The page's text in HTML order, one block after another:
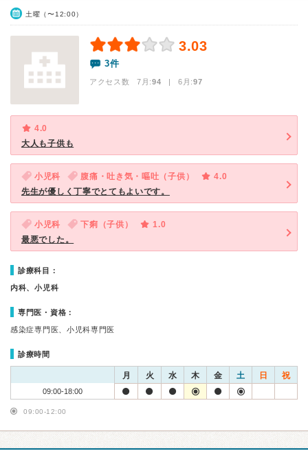
土曜（〜12:00）
3.03
3件
アクセス数 7月:94 | 6月:97
4.0
大人も子供も
小児科 腹痛・吐き気・嘔吐（子供）
4.0
先生が優しく丁寧でとてもよいです。
小児科 下痢（子供）
1.0
最悪でした。
診療科目：
内科、小児科
専門医・資格：
感染症専門医、小児科専門医
診療時間
月 火 水 木 金 土 日 祝
09:00-18:00
09:00-12:00